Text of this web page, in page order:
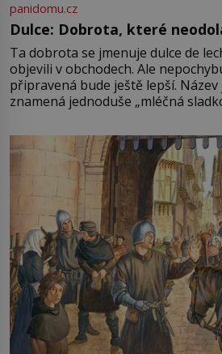
panidomu.cz
Dulce: Dobrota, které
Ta dobrota se jmenuje dulce de
objevili v obchodech. Ale
připravená bude ještě lepší. Název
znamená jednoduše „mléčná
pře hned několik
Francie, kde se traduje,